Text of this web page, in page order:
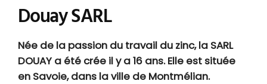
Douay SARL
Née de la passion du travail du zinc, la SARL
DOUAY a été crée il y a 16 ans. Elle est située
en Savoie, dans la ville de Montmélian.